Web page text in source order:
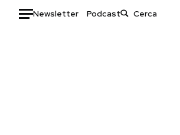
Newsletter Podcast